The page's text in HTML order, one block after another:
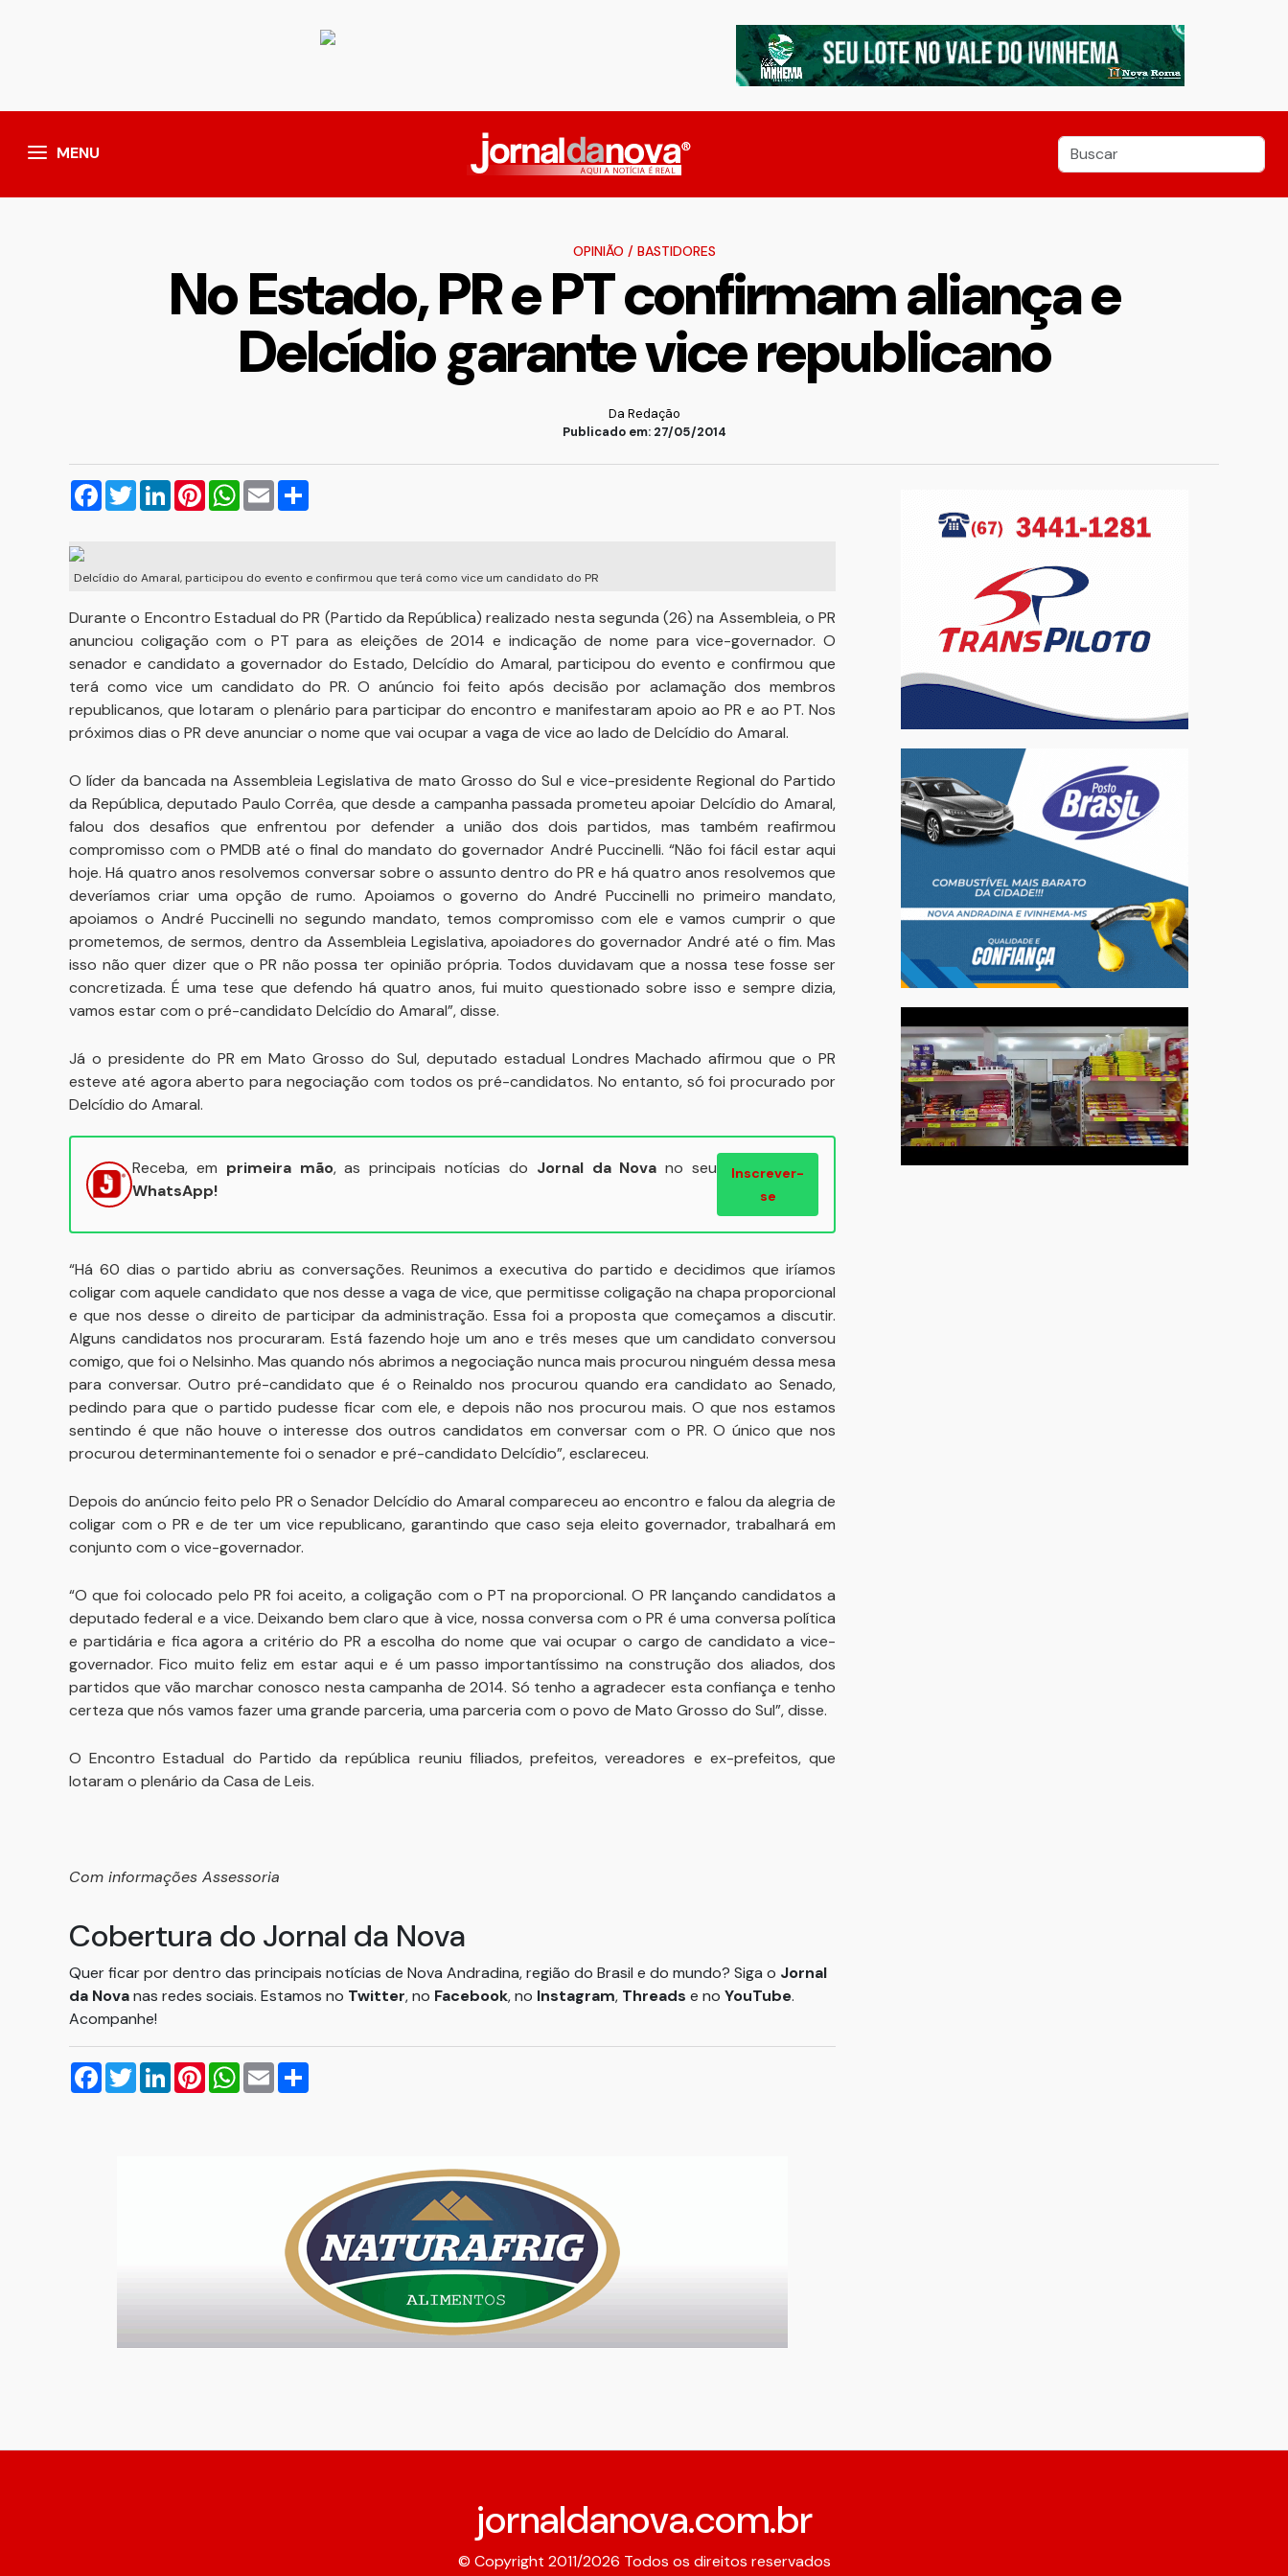
MENU
OPINIÃO / BASTIDORES
No Estado, PR e PT confirmam aliança e
Delcídio garante vice republicano
Da Redação
Publicado em: 27/05/2014
Facebook
TwitterLinkedInPinterestWhatsApp
Email
Delcídio do Amaral, participou do evento e confirmou que terá como vice um candidato do PR
Durante o Encontro Estadual do PR (Partido da República) realizado nesta segunda (26) na Assembleia, o PR
anunciou coligação com o PT para as eleições de 2014 e indicação de nome para vice-governador. O
senador e candidato a governador do Estado, Delcídio do Amaral, participou do evento e confirmou que
terá como vice um candidato do PR. O anúncio foi feito após decisão por aclamação dos membros
republicanos, que lotaram o plenário para participar do encontro e manifestaram apoio ao PR e ao PT. Nos
próximos dias o PR deve anunciar o nome que vai ocupar a vaga de vice ao lado de Delcídio do Amaral.
O líder da bancada na Assembleia Legislativa de mato Grosso do Sul e vice-presidente Regional do Partido
da República, deputado Paulo Corrêa, que desde a campanha passada prometeu apoiar Delcídio do Amaral,
falou dos desafios que enfrentou por defender a união dos dois partidos, mas também reafirmou
compromisso com o PMDB até o final do mandato do governador André Puccinelli. “Não foi fácil estar aqui
hoje. Há quatro anos resolvemos conversar sobre o assunto dentro do PR e há quatro anos resolvemos que
deveríamos criar uma opção de rumo. Apoiamos o governo do André Puccinelli no primeiro mandato,
apoiamos o André Puccinelli no segundo mandato, temos compromisso com ele e vamos cumprir o que
prometemos, de sermos, dentro da Assembleia Legislativa, apoiadores do governador André até o fim. Mas
isso não quer dizer que o PR não possa ter opinião própria. Todos duvidavam que a nossa tese fosse ser
concretizada. É uma tese que defendo há quatro anos, fui muito questionado sobre isso e sempre dizia,
vamos estar com o pré-candidato Delcídio do Amaral”, disse.
Já o presidente do PR em Mato Grosso do Sul, deputado estadual Londres Machado afirmou que o PR
esteve até agora aberto para negociação com todos os pré-candidatos. No entanto, só foi procurado por
Delcídio do Amaral.
Receba, em primeira mão, as principais notícias do Jornal da Nova no seu
WhatsApp!
Inscrever-
se
“Há 60 dias o partido abriu as conversações. Reunimos a executiva do partido e decidimos que iríamos
coligar com aquele candidato que nos desse a vaga de vice, que permitisse coligação na chapa proporcional
e que nos desse o direito de participar da administração. Essa foi a proposta que começamos a discutir.
Alguns candidatos nos procuraram. Está fazendo hoje um ano e três meses que um candidato conversou
comigo, que foi o Nelsinho. Mas quando nós abrimos a negociação nunca mais procurou ninguém dessa mesa
para conversar. Outro pré-candidato que é o Reinaldo nos procurou quando era candidato ao Senado,
pedindo para que o partido pudesse ficar com ele, e depois não nos procurou mais. O que nos estamos
sentindo é que não houve o interesse dos outros candidatos em conversar com o PR. O único que nos
procurou determinantemente foi o senador e pré-candidato Delcídio”, esclareceu.
Depois do anúncio feito pelo PR o Senador Delcídio do Amaral compareceu ao encontro e falou da alegria de
coligar com o PR e de ter um vice republicano, garantindo que caso seja eleito governador, trabalhará em
conjunto com o vice-governador.
“O que foi colocado pelo PR foi aceito, a coligação com o PT na proporcional. O PR lançando candidatos a
deputado federal e a vice. Deixando bem claro que à vice, nossa conversa com o PR é uma conversa política
e partidária e fica agora a critério do PR a escolha do nome que vai ocupar o cargo de candidato a vice-
governador. Fico muito feliz em estar aqui e é um passo importantíssimo na construção dos aliados, dos
partidos que vão marchar conosco nesta campanha de 2014. Só tenho a agradecer esta confiança e tenho
certeza que nós vamos fazer uma grande parceria, uma parceria com o povo de Mato Grosso do Sul”, disse.
O Encontro Estadual do Partido da república reuniu filiados, prefeitos, vereadores e ex-prefeitos, que
lotaram o plenário da Casa de Leis.
Com informações Assessoria
Cobertura do Jornal da Nova
Quer ficar por dentro das principais notícias de Nova Andradina, região do Brasil e do mundo? Siga o Jornal
da Novanas redes sociais. Estamos no Twitter, no Facebook, no Instagram, Threads e no YouTube.
Acompanhe!
Facebook
TwitterLinkedInPinterestWhatsApp
Email
jornaldanova.com.br
© Copyright 2011/2026 Todos os direitos reservados